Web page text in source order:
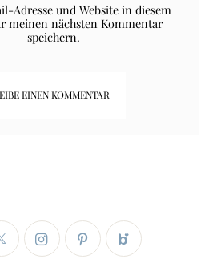
Adresse und Website in diesem
meinen nächsten Kommentar
speichern.